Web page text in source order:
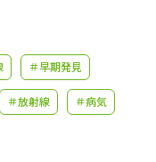
ライブ
＃早期発見
＃放射線 ＃病気